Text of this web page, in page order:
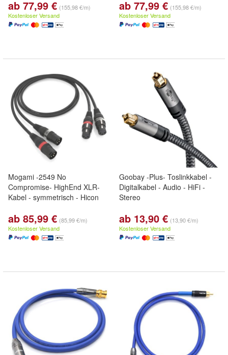
ab 77,99 € (155,98 €/m)
Kostenloser Versand
ab 77,99 € (155,98 €/m)
Kostenloser Versand
Mogami -2549 No
Compromise- HighEnd XLR-
Kabel - symmetrisch - Hicon
ab 85,99 € (85,99 €/m)
Kostenloser Versand
Goobay -Plus- Toslinkkabel -
Digitalkabel - Audio - HiFi -
Stereo
ab 13,90 € (13,90 €/m)
Kostenloser Versand